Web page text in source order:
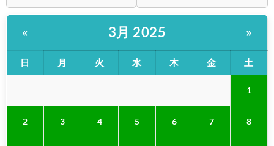
« 3月 2025 »
日 月 火 水 木 金 土
1
2 3 4 5 6 7 8